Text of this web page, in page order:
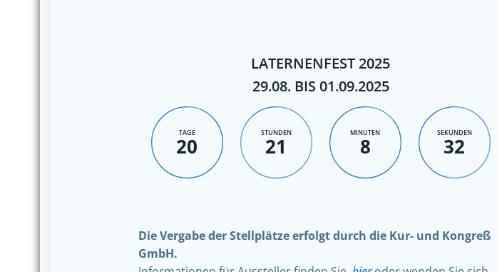
LATERNENFEST 2025
29.08. BIS 01.09.2025
TAGE
20
STUNDEN
21
MINUTEN
8
SEKUNDEN
31
Die Vergabe der Stellplätze erfolgt durch die Kur- und Kongreß
GmbH.